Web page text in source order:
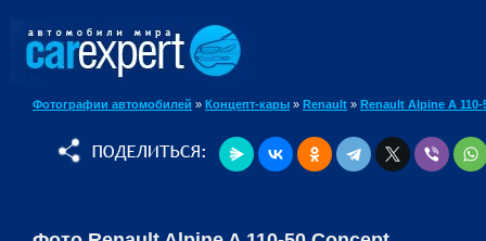
Фотографии автомобилей » Концепт-кары » Renault » Renault Alpine A